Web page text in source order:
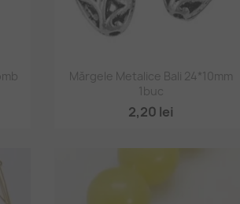
Vizualizare rapidă
Mărgele Metalice Bali 24*10mm
1buc
2,20 lei